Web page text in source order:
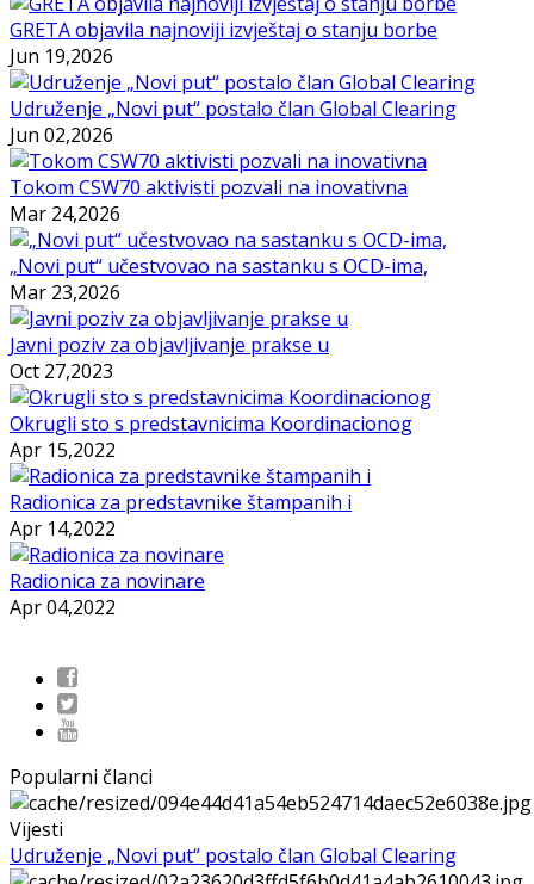
GRETA objavila najnoviji izvještaj o stanju borbe
Jun 19,2026
Udruženje „Novi put“ postalo član Global Clearing
Jun 02,2026
Tokom CSW70 aktivisti pozvali na inovativna
Mar 24,2026
„Novi put“ učestvovao na sastanku s OCD-ima,
Mar 23,2026
Javni poziv za objavljivanje prakse u
Oct 27,2023
Okrugli sto s predstavnicima Koordinacionog
Apr 15,2022
Radionica za predstavnike štampanih i
Apr 14,2022
Radionica za novinare
Apr 04,2022
Popularni članci
Vijesti
Udruženje „Novi put“ postalo član Global Clearing